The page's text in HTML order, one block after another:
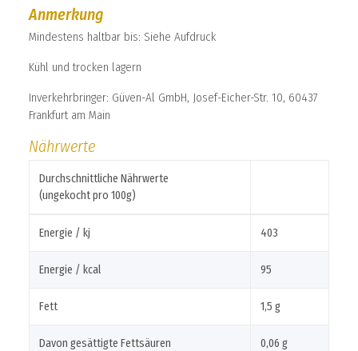
Anmerkung
Mindestens haltbar bis: Siehe Aufdruck
Kühl und trocken lagern
Inverkehrbringer: Güven-Al GmbH, Josef-Eicher-Str. 10, 60437
Frankfurt am Main
Nährwerte
Durchschnittliche Nährwerte
(ungekocht pro 100g)
Energie / kj 403
Energie / kcal 95
Fett 1,5 g
Davon gesättigte Fettsäuren 0,06 g